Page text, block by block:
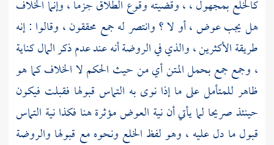
كالخلع بمجهول ، ، وقضيته وقوع الطلاق جزما ، وإنما الخلاف
هل يجب عوض ، أو لا ؟ وانتصر له جمع محققون ، وقالوا : إنه
طريقة الأكثرين ، والذي في الروضة أنه عند عدم ذكر المال كناية
، وجمع جمع بحمل المتن أي من حيث الحكم لا الخلاف كما هو
ظاهر للمتأمل على ما إذا نوى به التماس قبولها فقبلت فيكون
حينئذ صريحا لما يأتي أن نية العوض مؤثرة هنا فكذا نية التماس
قبول ما دل عليه ، وهو لفظ الخلع ونحوه مع قبولها والروضة